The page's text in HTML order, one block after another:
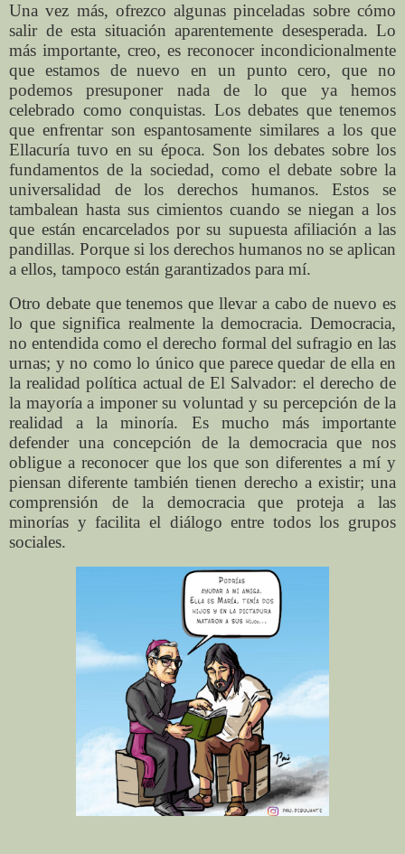
Una vez más, ofrezco algunas pinceladas sobre cómo
salir de esta situación aparentemente desesperada. Lo
más importante, creo, es reconocer incondicionalmente
que estamos de nuevo en un punto cero, que no
podemos presuponer nada de lo que ya hemos
celebrado como conquistas. Los debates que tenemos
que enfrentar son espantosamente similares a los que
Ellacuría tuvo en su época. Son los debates sobre los
fundamentos de la sociedad, como el debate sobre la
universalidad de los derechos humanos. Estos se
tambalean hasta sus cimientos cuando se niegan a los
que están encarcelados por su supuesta afiliación a las
pandillas. Porque si los derechos humanos no se aplican
a ellos, tampoco están garantizados para mí.
Otro debate que tenemos que llevar a cabo de nuevo es
lo que significa realmente la democracia. Democracia,
no entendida como el derecho formal del sufragio en las
urnas; y no como lo único que parece quedar de ella en
la realidad política actual de El Salvador: el derecho de
la mayoría a imponer su voluntad y su percepción de la
realidad a la minoría. Es mucho más importante
defender una concepción de la democracia que nos
obligue a reconocer que los que son diferentes a mí y
piensan diferente también tienen derecho a existir; una
comprensión de la democracia que proteja a las
minorías y facilita el diálogo entre todos los grupos
sociales.